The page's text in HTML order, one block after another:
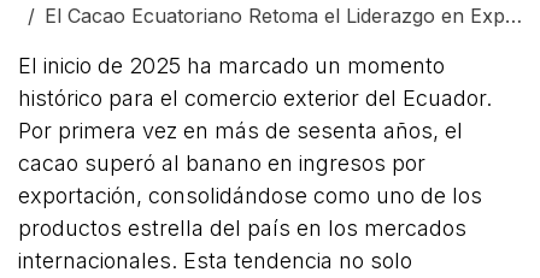
El Cacao Ecuatoriano Retoma el Liderazgo en Exportaciones Después de Seis Décadas
El inicio de 2025 ha marcado un momento
histórico para el comercio exterior del Ecuador.
Por primera vez en más de sesenta años, el
cacao superó al banano en ingresos por
exportación, consolidándose como uno de los
productos estrella del país en los mercados
internacionales. Esta tendencia no solo